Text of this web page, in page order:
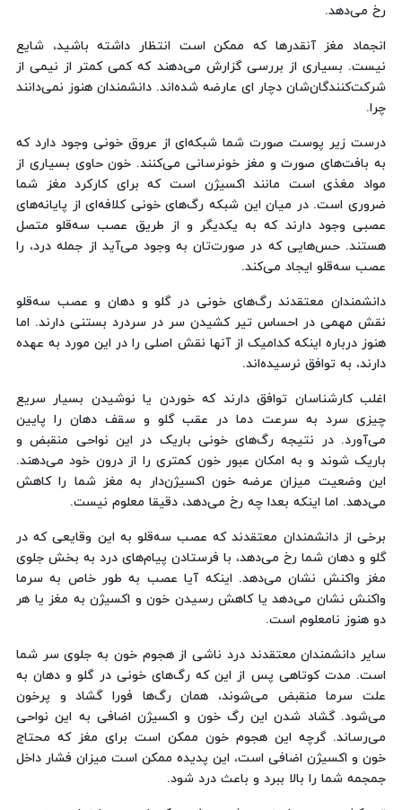
رخ می‌دهد.
انجماد مغز آنقدرها که ممکن است انتظار داشته باشید، شایع
نیست. بسیاری از بررسی گزارش می‌دهند که کمی کمتر از نیمی از
شرکت‌کنندگان‌شان دچار ای عارضه شده‌اند. دانشمندان هنوز نمی‌دانند
چرا.
درست زیر پوست صورت شما شبکه‌ای از عروق خونی وجود دارد که
به بافت‌های صورت و مغز خونرسانی می‌کنند. خون حاوی بسیاری از
مواد مغذی است مانند اکسیژن است که برای کارکرد مغز شما
ضروری است. در میان این شبکه رگ‌های خونی کلافه‌ای از پایانه‌های
عصبی وجود دارند که به یکدیگر و از طریق عصب سه‌قلو متصل
هستند. حس‌هایی که در صورت‌تان به وجود می‌آید از جمله درد، را
عصب سه‌قلو ایجاد می‌کند.
دانشمندان معتقدند رگ‌های خونی در گلو و دهان و عصب سه‌قلو
نقش مهمی در احساس تیر کشیدن سر در سردرد بستنی دارند. اما
هنوز درباره اینکه کدامیک‌ از آنها نقش اصلی را در این مورد به عهده
دارند، به توافق نرسیده‌اند.
اغلب کارشناسان توافق دارند که خوردن یا نوشیدن بسیار سریع
چیزی سرد به سرعت دما در عقب گلو و سقف دهان را پایین
می‌آورد. در نتیجه رگ‌های خونی باریک در این نواحی منقبض و
باریک شوند و به امکان عبور خون کمتری را از درون خود می‌دهند.
این وضعیت میزان عرضه خون اکسیژن‌دار به مغز شما را کاهش
می‌دهد. اما اینکه بعدا چه رخ می‌دهد، دقیقا معلوم نیست.
برخی از دانشمندان معتقدند که عصب سه‌قلو به این وقایعی که در
گلو و دهان شما رخ می‌دهد، با فرستادن پیام‌های درد به بخش جلوی
مغز واکنش نشان می‌دهد. اینکه آیا عصب به طور خاص به سرما
واکنش نشان می‌دهد یا کاهش رسیدن خون و اکسیژن به مغز یا هر
دو هنوز نامعلوم است.
سایر دانشمندان معتقدند درد ناشی از هجوم خون به جلوی سر شما
است. مدت کوتاهی پس از این که رگ‌های خونی در گلو و دهان به
علت سرما منقبض می‌شوند، همان رگ‌ها فورا گشاد و پرخون
می‌شود. گشاد شدن این رگ‌ خون و اکسیژن اضافی به این نواحی
می‌رساند. گرچه این هجوم خون ممکن است برای مغز که محتاج
خون و اکسیژن اضافی است، این پدیده ممکن است میزان فشار داخل
جمجمه شما را بالا ببرد و باعث درد شود.